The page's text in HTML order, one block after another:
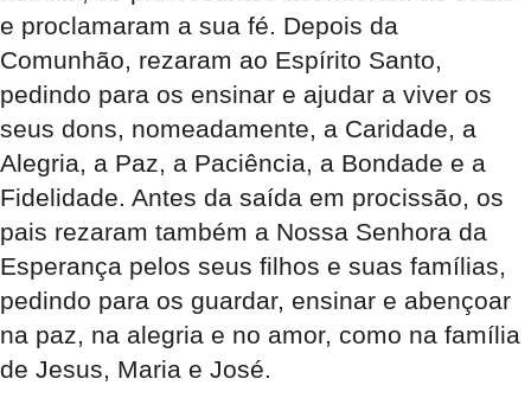
e proclamaram a sua fé. Depois da
Comunhão, rezaram ao Espírito Santo,
pedindo para os ensinar e ajudar a viver os
seus dons, nomeadamente, a Caridade, a
Alegria, a Paz, a Paciência, a Bondade e a
Fidelidade. Antes da saída em procissão, os
pais rezaram também a Nossa Senhora da
Esperança pelos seus filhos e suas famílias,
pedindo para os guardar, ensinar e abençoar
na paz, na alegria e no amor, como na família
de Jesus, Maria e José.